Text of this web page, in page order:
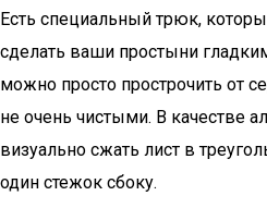
Есть специальный трюк,
сделать ваши простыни
можно просто прострочить от
не очень чистыми. В качестве
визуально сжать лист в
один стежок сбоку.